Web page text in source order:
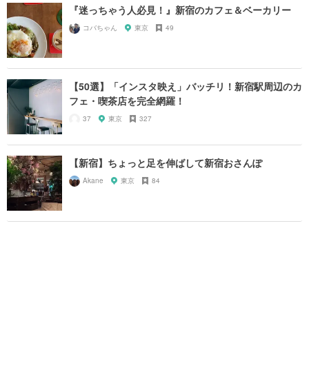
『迷っちゃう人必見！』新宿のカフェ＆ベーカリー
コバちゃん 東京 49
【50選】「インスタ映え」バッチリ！新宿駅周辺のカ
フェ・喫茶店を完全網羅！
37 東京 327
【新宿】ちょっと足を伸ばして新宿おさんぽ
Akane 東京 84